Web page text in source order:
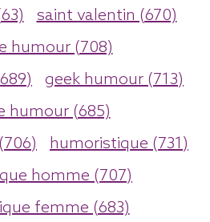
saint valentin (670)
humour (708)
geek humour (713)
humour (685)
humoristique (731)
homme (707)
femme (683)